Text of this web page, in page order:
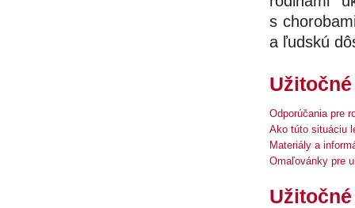
s
a ľudskú
Odporúčania pre
Ako túto situáciu
Materiály a
Omaľovánky pre